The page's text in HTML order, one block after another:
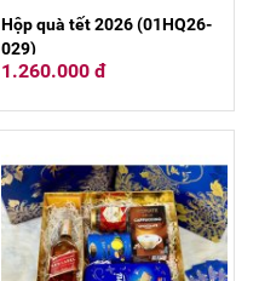
Hộp quà tết 2026 (01HQ26-
029)
1.260.000 đ